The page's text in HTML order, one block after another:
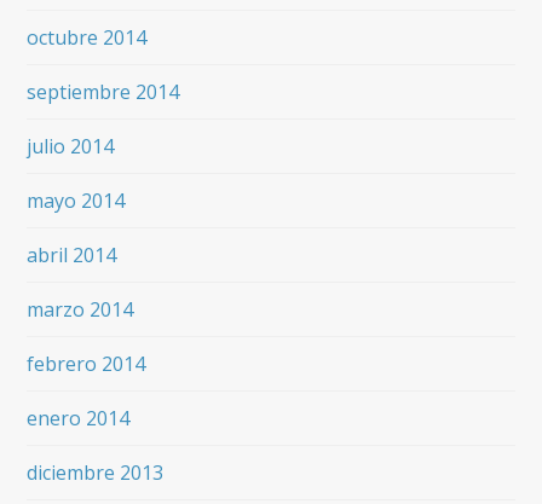
octubre 2014
septiembre 2014
julio 2014
mayo 2014
abril 2014
marzo 2014
febrero 2014
enero 2014
diciembre 2013